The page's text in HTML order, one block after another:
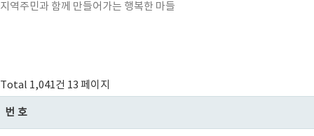
지역주민과 함께 만들어가는 행복한 마들
Total 1,041건 13 페이지
번호